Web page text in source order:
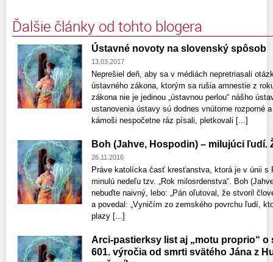
Ďalšie články od tohto blogera
Ústavné novoty na slovenský spôsob
13.03.2017
Neprešiel deň, aby sa v médiách nepretriasali
ústavného zákona, ktorým sa rušia amnestie z
zákona nie je jedinou „ústavnou perlou“ nášho
ustanovenia ústavy sú dodnes vnútorne rozporné
kámoši nespočetne ráz písali, pletkovali [...]
Boh (Jahve, Hospodin) – milujúci ľudí.
26.11.2016
Práve katolícka časť kresťanstva, ktorá je v únii s
minulú nedeľu tzv. „Rok milosrdenstva“. Boh
nebuďte naivný, lebo: „Pán oľutoval, že stvoril
a povedal: „Vyničím zo zemského povrchu ľudí,
plazy [...]
Arci-pastierksy list aj „motu proprio“
601. výročia od smrti svätého Jána z